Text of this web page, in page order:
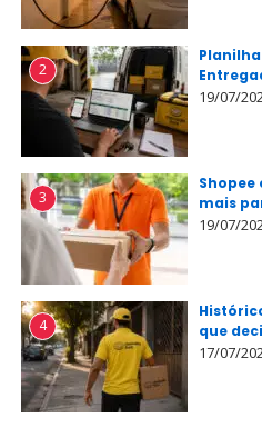
2
19/07/
3
Shopee
mais
19/07/
4
que
17/07/